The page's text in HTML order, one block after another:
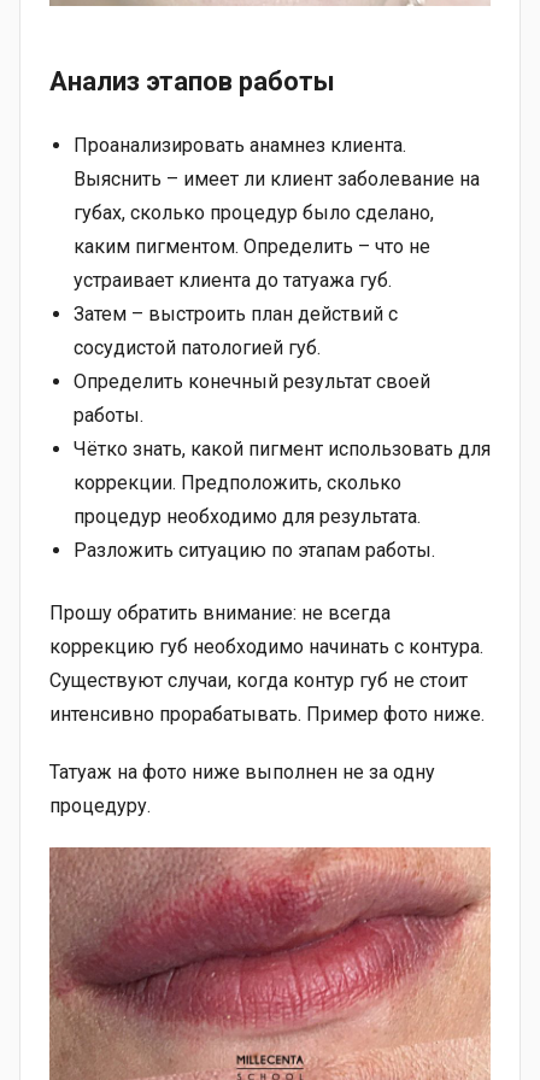
Анализ этапов работы
Проанализировать анамнез клиента.
Выяснить – имеет ли клиент заболевание на
губах, сколько процедур было сделано,
каким пигментом. Определить – что не
устраивает клиента до татуажа губ.
Затем – выстроить план действий с
сосудистой патологией губ.
Определить конечный результат своей
работы.
Чётко знать, какой пигмент использовать для
коррекции. Предположить, сколько
процедур необходимо для результата.
Разложить ситуацию по этапам работы.
Прошу обратить внимание: не всегда
коррекцию губ необходимо начинать с контура.
Существуют случаи, когда контур губ не стоит
интенсивно прорабатывать. Пример фото ниже.
Татуаж на фото ниже выполнен не за одну
процедуру.